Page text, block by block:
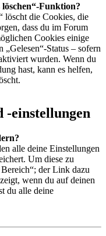
Funktion?
löscht die Cookies, die
dass du im Forum
Cookies einige
Status – sofern
wurden. Wenn du
hast, kann es helfen,
-einstellungen
alle deine Einstellungen
Um diese zu
der Link dazu
wenn du auf deinen
du alle deine